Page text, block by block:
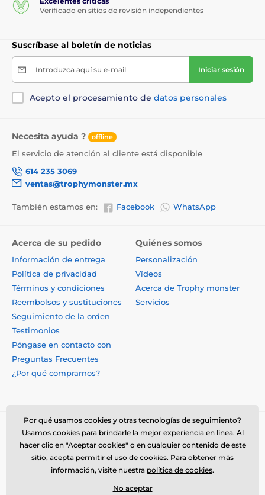
Verificado en sitios de revisión independientes
Suscríbase al boletín de noticias
Introduzca aquí su e-mail Iniciar sesión
Acepto el procesamiento de datos personales
Necesita ayuda ? offline
El servicio de atención al cliente está disponible
614 235 3069
ventas@trophymonster.mx
También estamos en: Facebook WhatsApp
Acerca de su pedido
Información de entrega
Política de privacidad
Términos y condiciones
Reembolsos y sustituciones
Seguimiento de la orden
Testimonios
Póngase en contacto con
Preguntas Frecuentes
¿Por qué comprarnos?
Quiénes somos
Personalización
Vídeos
Acerca de Trophy monster
Servicios
Por qué usamos cookies y otras tecnologías de seguimiento?
Usamos cookies para brindarle la mejor experiencia en línea. Al
hacer clic en "Aceptar cookies" o en cualquier contenido de este
sitio, acepta permitir el uso de cookies. Para obtener más
información, visite nuestra política de cookies.
No aceptar